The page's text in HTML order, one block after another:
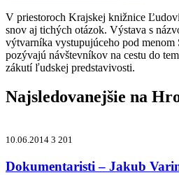
V priestoroch Krajskej knižnice
snov aj tichých otázok. Výstava s
výtvarníka vystupujúceho pod menom
pozývajú návštevníkov na cestu do
zákutí ľudskej predstavivosti.
Najsledovanejšie na
10.06.2014 3 201
Dokumentaristi – Jakub